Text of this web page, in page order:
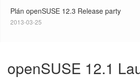
Plán openSUSE 12.3 Release party
2013-03-25
openSUSE 12.1